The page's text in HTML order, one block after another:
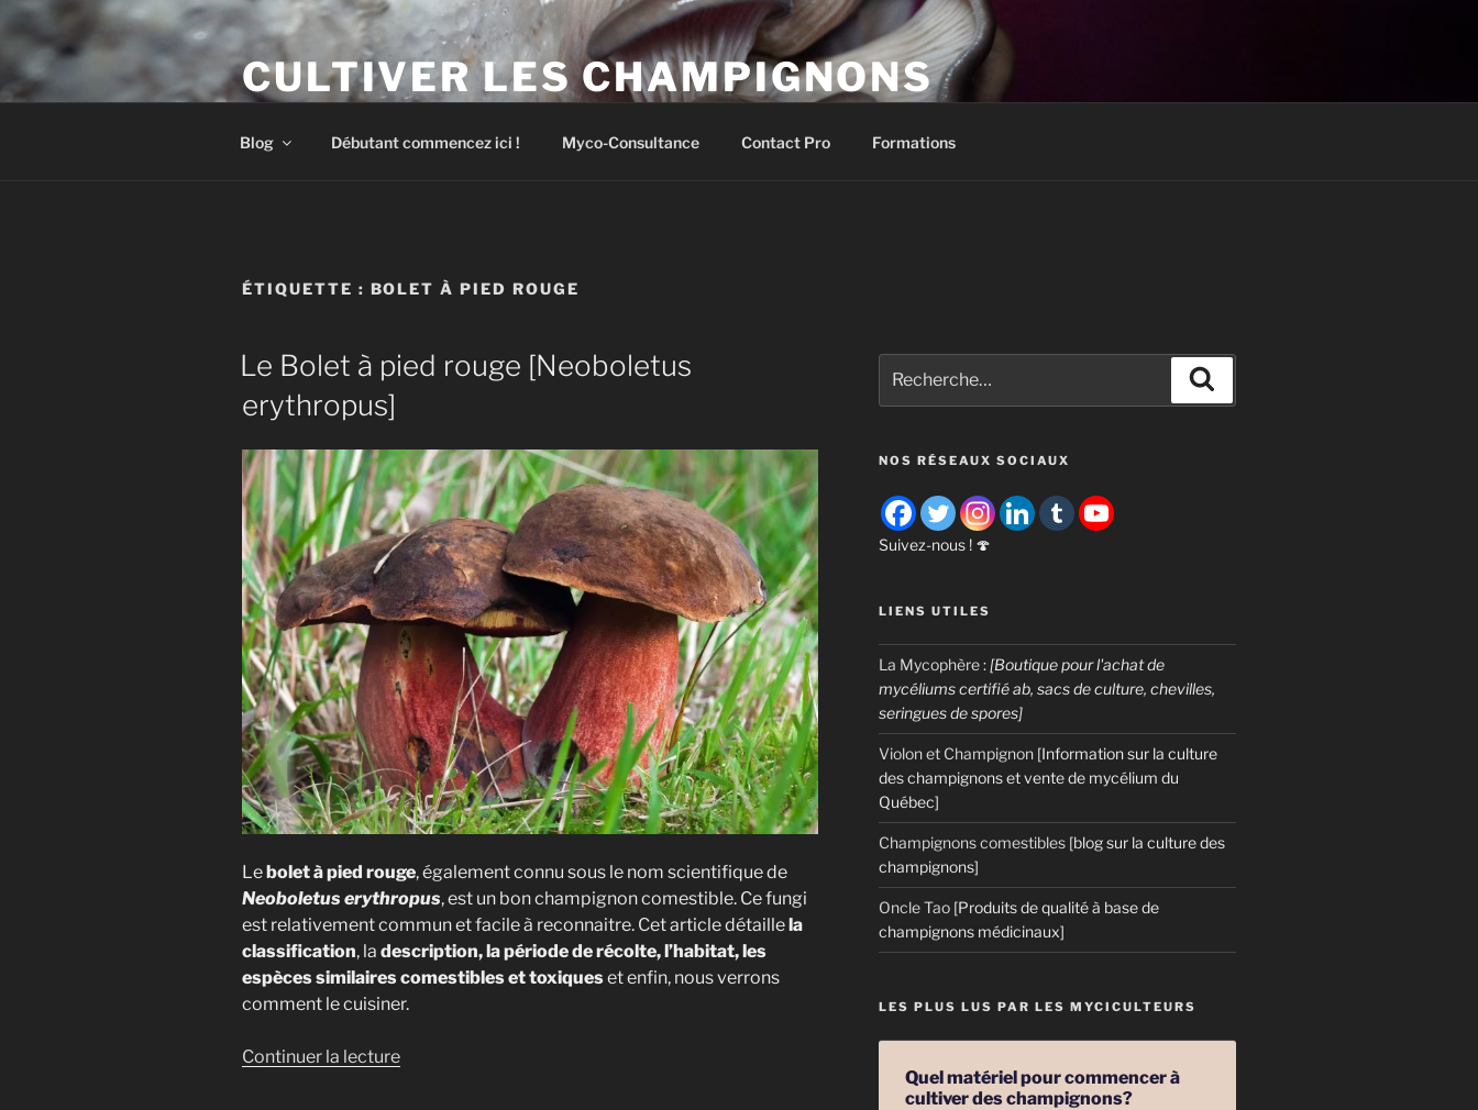
Aller
au
contenu
principal
CULTIVER LES CHAMPIGNONS
Blog Débutant commencez ici ! Myco-Consultance Contact Pro Formations
ÉTIQUETTE : BOLET À PIED ROUGE
Le Bolet à pied rouge [Neoboletus
erythropus]
Lebolet à pied rouge, également connu sous le nom scientifique de
Neoboletus erythropus, est un bon champignon comestible. Ce fungi
est relativement commun et facile à reconnaitre. Cet article détaillela
classification, la description, la période de récolte, l’habitat, les
espèces similaires comestibles et toxiqueset enfin, nous verrons
comment le cuisiner.
Continuer la lecturede
pour
:
NOS RÉSEAUX SOCIAUX
Suivez-nous ! 🍄
LIENS UTILES
La Mycophère : [Boutique pour l'achat de
mycéliums certifié ab, sacs de culture, chevilles,
seringues de spores]
Violon et Champignon [Information sur la culture
des champignons et vente de mycélium du
Québec]
Champignons comestibles [blog sur la culture des
champignons]
Oncle Tao [Produits de qualité à base de
champignons médicinaux]
LES PLUS LUS PAR LES MYCICULTEURS
Quel matériel pour commencer à
cultiver des champignons?